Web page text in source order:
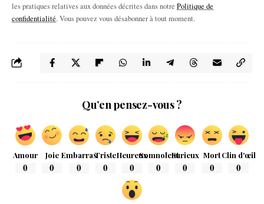
les pratiques relatives aux données décrites dans notre Politique de
confidentialité. Vous pouvez vous désabonner à tout moment.
Qu’en pensez-vous ?
Amour
0
Joie
0
Embarras
0
Triste
0
Heureux
0
Somnolent
0
Furieux
0
Mort
0
Clin d'œil
0